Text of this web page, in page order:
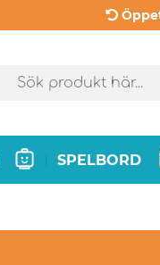
SPELBORD